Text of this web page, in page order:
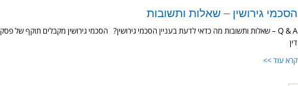
הסכמי גירושין – שאלות ותשובות
Q & A – שאלות ותשובות מה כדאי לדעת בעניין הסכמי גירושין? הסכמי גירושין מקבלים תוקף של פסק
דין
קרא עוד >>